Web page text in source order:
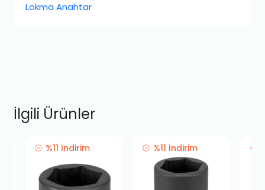
Lokma Anahtar
İlgili Ürünler
%11 İndirim %11 İndirim